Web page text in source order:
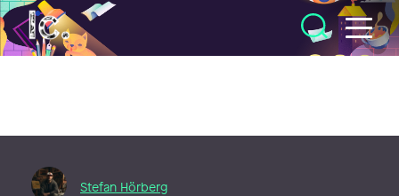
Illustratörcentrum
Stefan Hörberg